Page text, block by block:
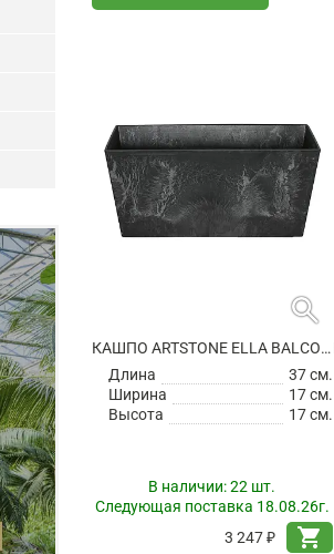
search
КАШПО ARTSTONE ELLA BALCONY BLACK
Длина
37 см.
Ширина
17 см.
Высота
17 см.
В наличии:22 шт.
Следующая поставка 18.08.26г.
3 247 ₽
shopping_cart